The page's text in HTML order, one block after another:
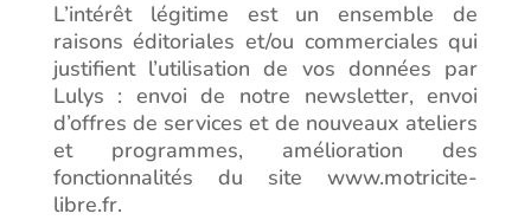
L’intérêt légitime est un ensemble de
raisons éditoriales et/ou commerciales qui
justifient l’utilisation de vos données par
Lulys : envoi de notre newsletter, envoi
d’offres de services et de nouveaux ateliers
et programmes, amélioration des
fonctionnalités du site www.motricite-
libre.fr.